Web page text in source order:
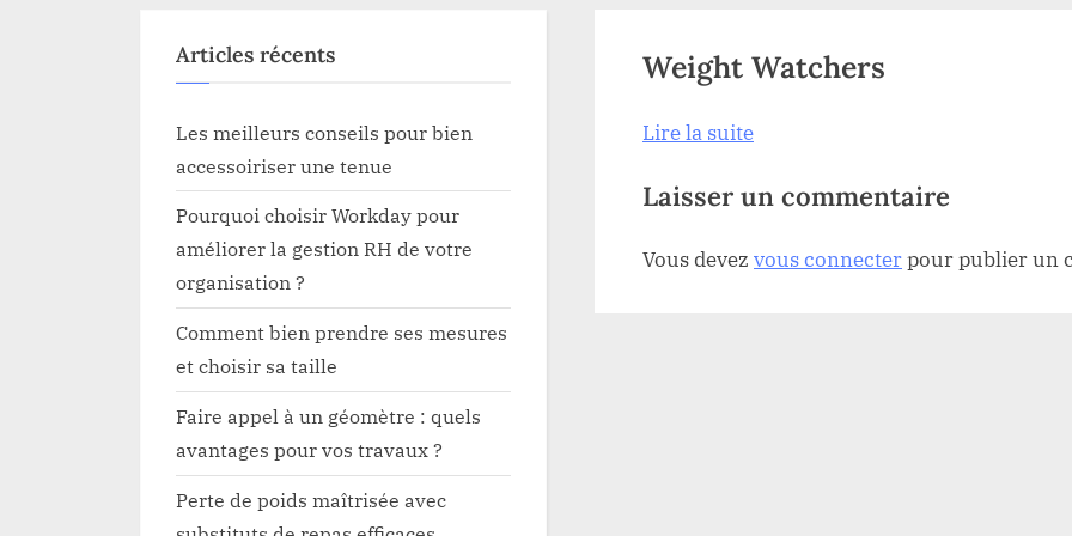
Weight Watchers
Lire la suite
Laisser un commentaire
Vous devez vous connecterpour publier un
Articles récents
Les meilleurs conseils pour bien
accessoiriser une tenue
Pourquoi choisir Workday pour
améliorer la gestion RH de votre
organisation ?
Comment bien prendre ses mesures
et choisir sa taille
Faire appel à un géomètre : quels
avantages pour vos travaux ?
Perte de poids maîtrisée avec